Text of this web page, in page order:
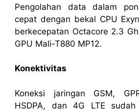
Pengolahan data dalam
cepat dengan bekal CPU
berkecepatan Octacore 2.3
GPU Mali-T880 MP12.
Konektivitas
Koneksi jaringan GSM,
HSDPA, dan 4G LTE